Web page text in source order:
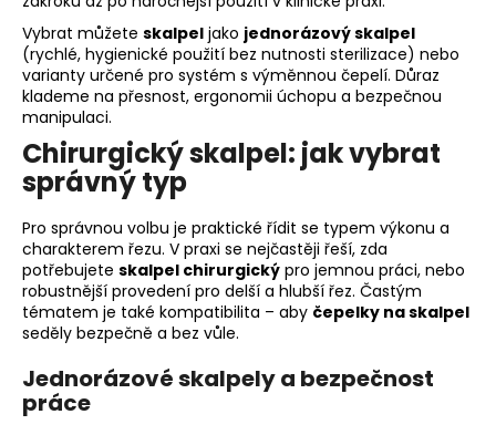
Vybrat můžete skalpel jako jednorázový skalpel
(rychlé, hygienické použití bez nutnosti sterilizace) nebo
varianty určené pro systém s výměnnou čepelí. Důraz
klademe na přesnost, ergonomii úchopu a bezpečnou
manipulaci.
Chirurgický skalpel: jak vybrat
správný typ
Pro správnou volbu je praktické řídit se typem výkonu a
charakterem řezu. V praxi se nejčastěji řeší, zda
potřebujete skalpel chirurgický pro jemnou práci, nebo
robustnější provedení pro delší a hlubší řez. Častým
tématem je také kompatibilita – aby čepelky na skalpel
seděly bezpečně a bez vůle.
Jednorázové skalpely a bezpečnost
práce
u
j
e
t
e
n
a
j
í
t
?